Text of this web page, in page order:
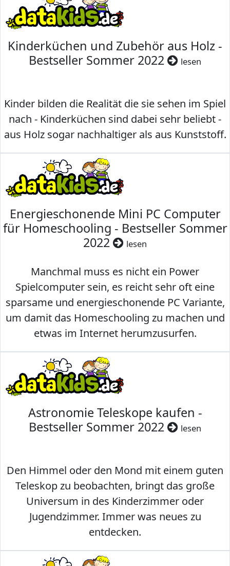
Kinderküchen und Zubehör aus Holz -
Bestseller Sommer 2022
lesen
Kinder bilden die Realität die sie sehen im Spiel
nach - Kinderküchen sind dabei sehr beliebt -
aus Holz sogar nachhaltiger als aus Kunststoff.
Energieschonende Mini PC Computer
für Homeschooling - Bestseller Sommer
2022
lesen
Manchmal muss es nicht ein Power
Spielcomputer sein, es reicht sehr oft eine
sparsame und energieschonende PC Variante,
um damit das Homeschooling zu machen und
etwas im Internet herumzusurfen.
Astronomie Teleskope kaufen -
Bestseller Sommer 2022
lesen
Den Himmel oder den Mond mit einem guten
Teleskop zu beobachten, bringt das große
Universum in des Kinderzimmer oder
Jugendzimmer. Immer was neues zu
entdecken.